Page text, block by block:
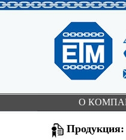
О
Продукция: